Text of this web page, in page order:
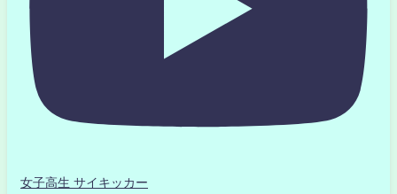
女子高生 サイキッカー